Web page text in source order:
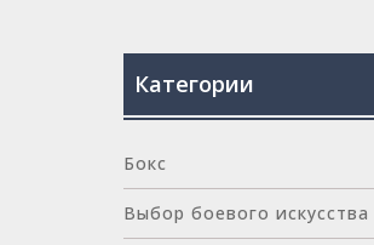
Категории
Бокс
Выбор боевого искусства